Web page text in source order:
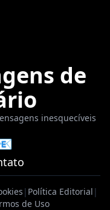
de
inesquecíveis
| Política Editorial |
de Uso